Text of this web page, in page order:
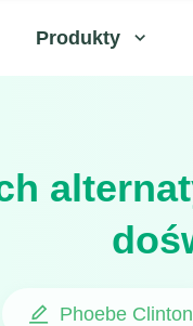
Produkty
Phoebe Clinton